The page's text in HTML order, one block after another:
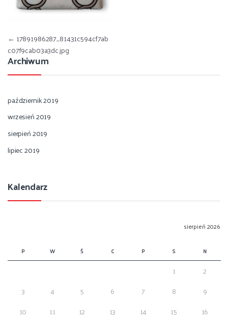
Nawigacja wpisu
← 17891986287_81431c594cf7ab
c07f9cab03a3dc.jpg
Archiwum
październik 2019
wrzesień 2019
sierpień 2019
lipiec 2019
Kalendarz
sierpień 2026
P W Ś C P S N
1
2
3
4 5 6 7 8
9
10
11 12 13 14 15
16